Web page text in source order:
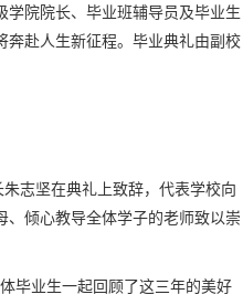
院院长、毕业班辅导员及毕业生
奔赴人生新征程。毕业典礼由副校
志坚在典礼上致辞，代表学校向
倾心教导全体学子的老师致以崇
毕业生一起回顾了这三年的美好